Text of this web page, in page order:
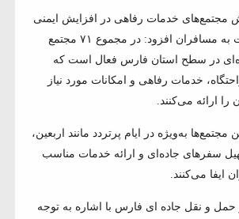
مجتمع‌های خدمات رفاهی در افزایش ایمنی
سفر و ارائه خدمات به مسافران افزود: در مجموع ۷۱ مجتمع
در سطح استان فارس فعال است که
خدمات رفاهی و امکانات مورد نیاز
را ارائه می‌کنند.
مجتمع‌ها به‌ویژه در ایام پرتردد مانند اربعین،
سفرهای جاده‌ای و ارائه خدمات مناسب
ایفا می‌کنند.
حمل و نقل جاده ای فارس با اشاره به توجه